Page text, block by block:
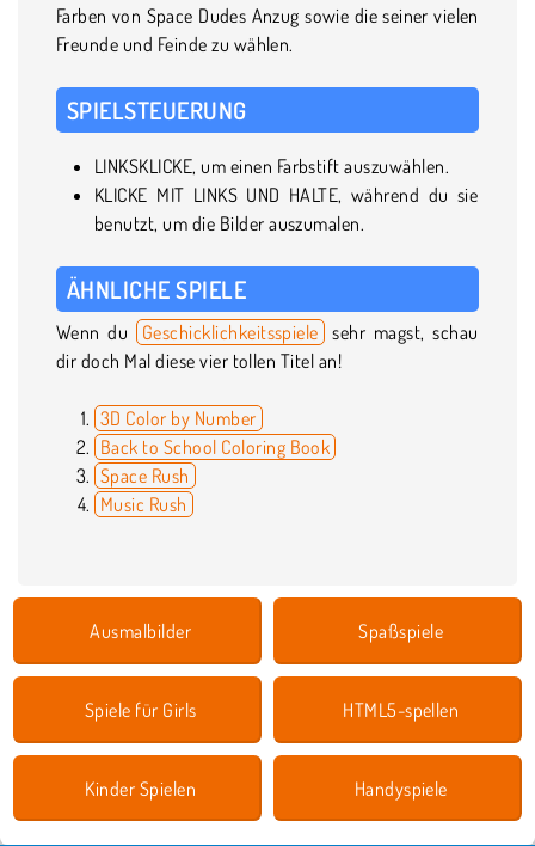
Farben von Space Dudes Anzug sowie die seiner vielen
Freunde und Feinde zu wählen.
SPIELSTEUERUNG
LINKSKLICKE, um einen Farbstift auszuwählen.
KLICKE MIT LINKS UND HALTE, während du sie
benutzt, um die Bilder auszumalen.
ÄHNLICHE SPIELE
Wenn du Geschicklichkeitsspiele sehr magst, schau
dir doch Mal diese vier tollen Titel an!
3D Color by Number
Back to School Coloring Book
Space Rush
Music Rush
Ausmalbilder Spaßspiele
Spiele für Girls HTML5-spellen
Kinder Spielen Handyspiele